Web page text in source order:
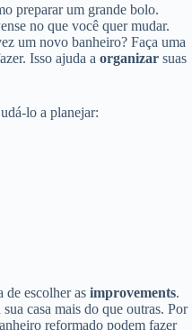
preparar um grande bolo.
no que você quer mudar.
um novo banheiro? Faça uma
Isso ajuda a organizar suas
lo a planejar:
de escolher as improvements.
casa mais do que outras. Por
reformado podem fazer